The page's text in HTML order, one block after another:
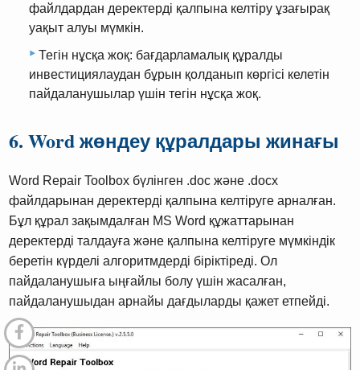
файлдардан деректерді қалпына келтіру ұзағырақ
уақыт алуы мүмкін.
Тегін нұсқа жоқ: бағдарламалық құралды
инвестициялаудан бұрын қолданып көргісі келетін
пайдаланушылар үшін тегін нұсқа жоқ.
6. Word жөндеу құралдары жинағы
Word Repair Toolbox бүлінген .doc және .docx
файлдарынан деректерді қалпына келтіруге арналған.
Бұл құрал зақымдалған MS Word құжаттарынан
деректерді талдауға және қалпына келтіруге мүмкіндік
беретін күрделі алгоритмдерді біріктіреді. Ол
пайдаланушыға ыңғайлы болу үшін жасалған,
пайдаланушыдан арнайы дағдыларды қажет етпейді.